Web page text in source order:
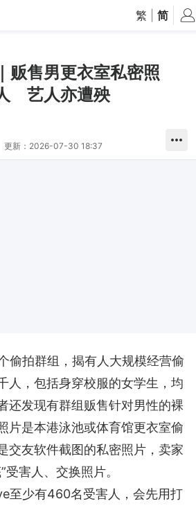
繁 简
贩售男更衣室私密照
艺人亦遭殃
更新： 2026-07-30 18:37
偷拍群组，揭有人大规模经营偷
人，包括身穿校服的女学生，均
还发现有群组贩售针对男性的裸
片是本港泳池或体育馆更衣室偷
交友软件截图的私密照片，卖家
害人、交换照片。
至少有460名受害人，会先用打